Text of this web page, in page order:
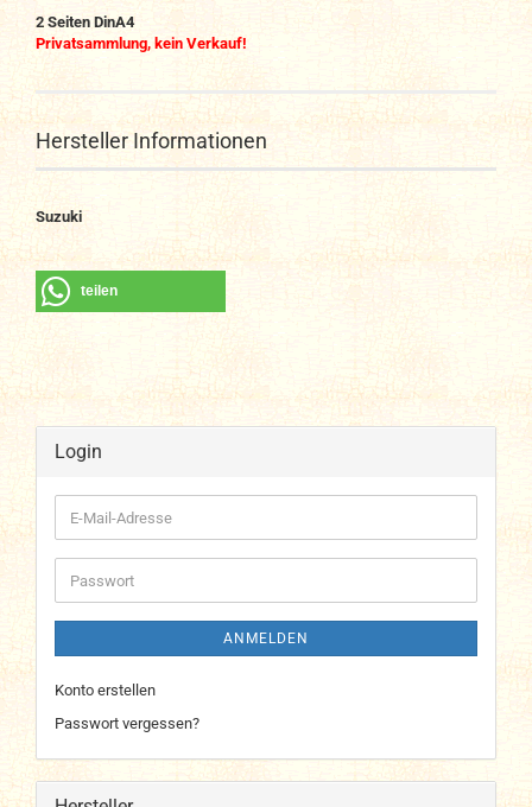
2 Seiten DinA4
Privatsammlung, kein Verkauf!
Hersteller Informationen
Suzuki
teilen
Login
E-
Mail-
Adresse
Passwort
ANMELDEN
Konto erstellen
Passwort vergessen?